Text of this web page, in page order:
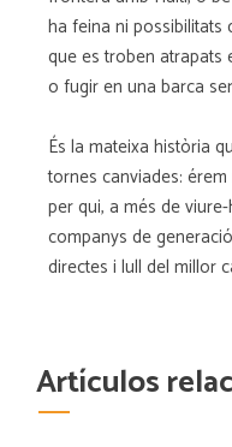
ha feina ni possibilitats
que es troben atrapats
o fugir en una barca
És la mateixa història
tornes canviades: érem
per qui, a més de
companys de
directes i lull del millor
Artículos